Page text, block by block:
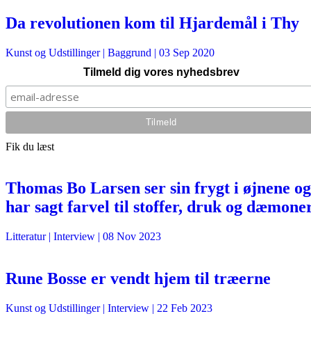
Da revolutionen kom til Hjardemål i Thy
Kunst og Udstillinger| Baggrund | 03 Sep 2020
Tilmeld dig vores nyhedsbrev
Fik du læst
Thomas Bo Larsen ser sin frygt i øjnene og
har sagt farvel til stoffer, druk og
Litteratur| Interview | 08 Nov 2023
Rune Bosse er vendt hjem til træerne
Kunst og Udstillinger| Interview | 22 Feb 2023